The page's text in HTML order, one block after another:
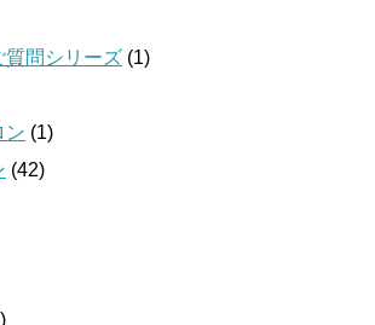
質問シリーズ (1)
ン (1)
(42)